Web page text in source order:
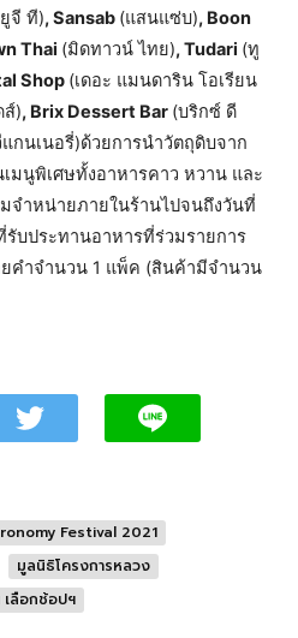
จี ที), Sansab (แสนแซ่บ), Boon
Thai (มิดทาวน์ ไทย), Tudari (ทู
Shop (เดอะ แมนดาริน โอเรียน
ส์), Brix Dessert Bar (บริกซ์ ดี
แกนเนอรี่)ด้วยการนำวัตถุดิบจาก
มนูพิเศษทั้งอาหารคาว หวาน และ
จำหน่ายภายในร้านไปจนถึงวันที่
บประทานอาหารที่ร่วมรายการ
คำจำนวน 1 แพ็ค (สินค้ามีจำนวน
Festival 2021
มูลนิธิโครงการหลวง
ลือกช้อปฯ